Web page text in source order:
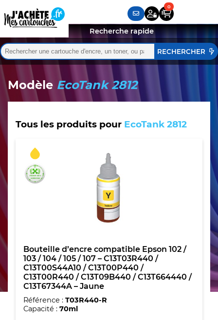
Rechercher :
Quand les résultats de l'auto-complétion sont
Recherche rapide
Modèle EcoTank 2812
Tous les produits pour EcoTank 2812
Bouteille d’encre compatible Epson 102 /
103 / 104 / 105 / 107 – C13T03R440 /
C13T00S44A10 / C13T00P440 /
C13T00R440 / C13T09B440 / C13T664440 /
C13T67344A – Jaune
Référence : T03R440-R
Capacité : 70ml